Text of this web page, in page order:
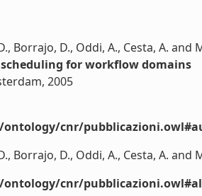
Borrajo, D., Oddi, A., Cesta, A. and
for workflow domains
2005
cnr/
Borrajo, D., Oddi, A., Cesta, A. and
cnr/